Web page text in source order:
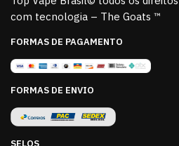
com tecnologia – The Goats ™
FORMAS DE PAGAMENTO
FORMAS DE ENVIO